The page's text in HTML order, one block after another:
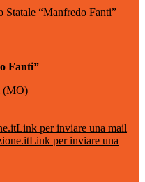
Statale “Manfredo Fanti”
Fanti”
(MO)
Link per inviare una mail
Link per inviare una